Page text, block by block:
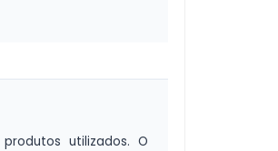
utilizados. O